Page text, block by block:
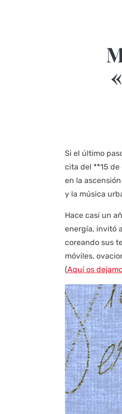
Si el último
cita del **15 de
en la
y la música
Hace casi un
energía, invitó
coreando sus
móviles,
(Aquí os